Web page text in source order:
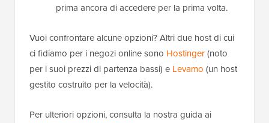
prima ancora di accedere per la prima volta.
Vuoi confrontare alcune opzioni? Altri due host di cui
ci fidiamo per i negozi online sono Hostinger(noto
per i suoi prezzi di partenza bassi) e Levamo (un host
gestito costruito per la velocità).
Per ulteriori opzioni, consulta la nostra guida ai